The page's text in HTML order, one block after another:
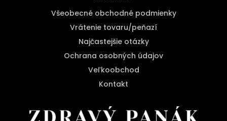
Všeobecné obchodné podmienky
Vrátenie tovaru/peňazí
Najčastejšie otázky
Ochrana osobných údajov
Veľkoobchod
Kontakt